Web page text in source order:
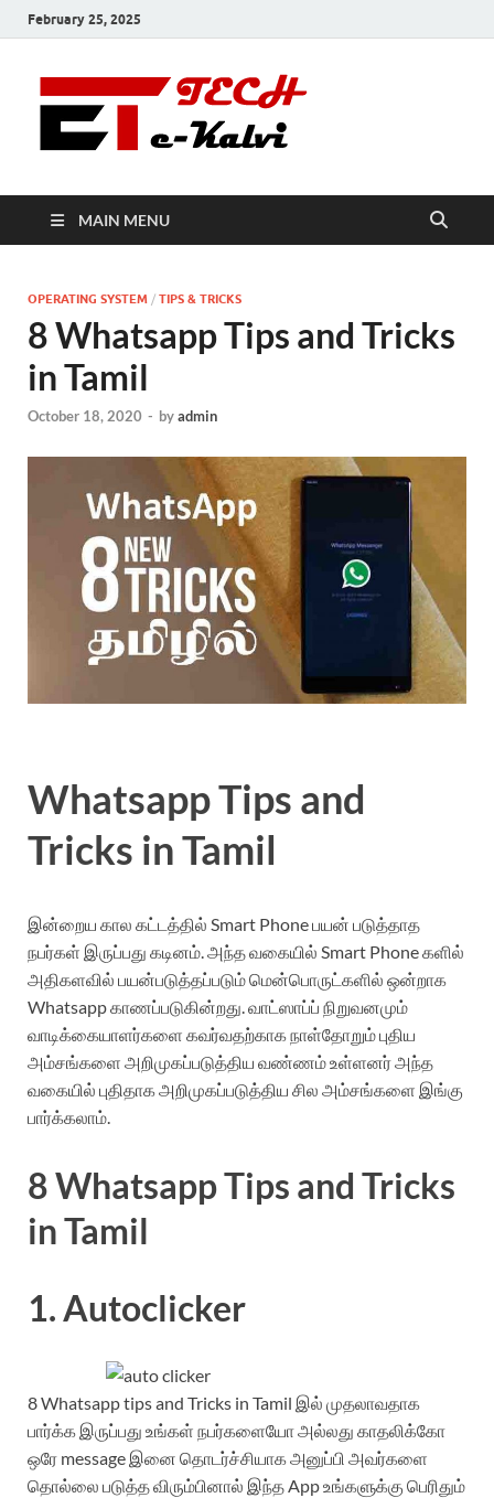
February 25, 2025
MAIN MENU
OPERATING SYSTEM / TIPS & TRICKS
8 Whatsapp Tips and Tricks
in Tamil
October 18, 2020 - byadmin
Whatsapp Tips and
Tricks in Tamil
இன்றைய கால கட்டத்தில் Smart Phone பயன் படுத்தாத
நபர்கள் இருப்பது கடினம். அந்த வகையில் Smart Phone களில்
அதிகளவில் பயன்படுத்தப்படும் மென்பொருட்களில் ஒன்றாக
Whatsapp காணப்படுகின்றது. வாட்ஸாப்ப் நிறுவனமும்
வாடிக்கையாளர்களை கவர்வதற்காக நாள்தோறும் புதிய
அம்சங்களை அறிமுகப்படுத்திய வண்ணம் உள்ளனர் அந்த
வகையில் புதிதாக அறிமுகப்படுத்திய சில அம்சங்களை இங்கு
பார்க்கலாம்.
8 Whatsapp Tips and Tricks
in Tamil
1. Autoclicker
8 Whatsapp tips and Tricks in Tamil இல் முதலாவதாக
பார்க்க இருப்பது உங்கள் நபர்களையோ அல்லது காதலிக்கோ
ஒரே message இனை தொடர்ச்சியாக அனுப்பி அவர்களை
தொல்லை படுத்த விரும்பினால் இந்த App உங்களுக்கு பெரிதும்